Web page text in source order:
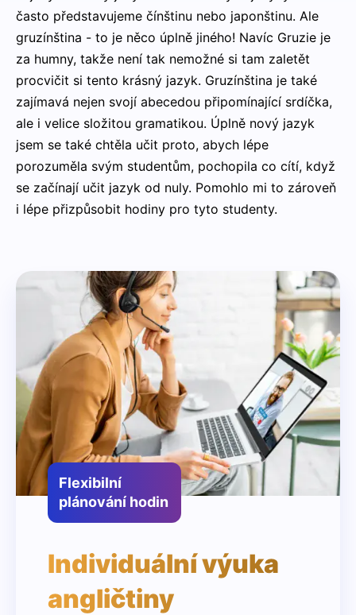
často představujeme čínštinu nebo japonštinu. Ale
gruzínština - to je něco úplně jiného! Navíc Gruzie je
za humny, takže není tak nemožné si tam zaletět
procvičit si tento krásný jazyk. Gruzínština je také
zajímavá nejen svojí abecedou připomínající srdíčka,
ale i velice složitou gramatikou. Úplně nový jazyk
jsem se také chtěla učit proto, abych lépe
porozuměla svým studentům, pochopila co cítí, když
se začínají učit jazyk od nuly. Pomohlo mi to zároveň
i lépe přizpůsobit hodiny pro tyto studenty.
Flexibilní
plánování hodin
Individuální výuka
angličtiny